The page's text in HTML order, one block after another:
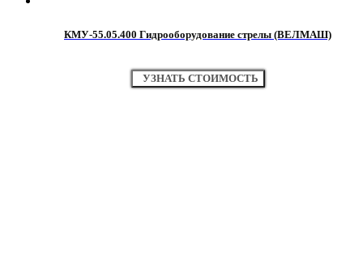
КМУ-55.05.400 Гидрооборудование стрелы (ВЕЛМАШ)
УЗНАТЬ СТОИМОСТЬ